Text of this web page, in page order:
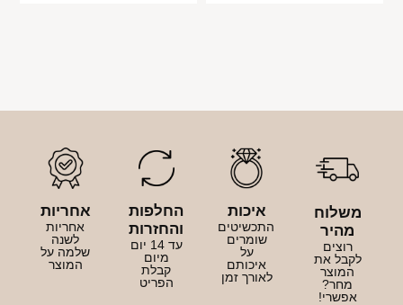
משלוח
מהיר
רוצים
לקבל את
המוצר
מחר?
אפשרי!
איכות
התכשיטים
שומרים
על
איכותם
לאורך זמן
החלפות
והחזרות
עד 14 יום
מיום
קבלת
הפריט
אחריות
אחריות
לשנה
שלמה על
המוצר